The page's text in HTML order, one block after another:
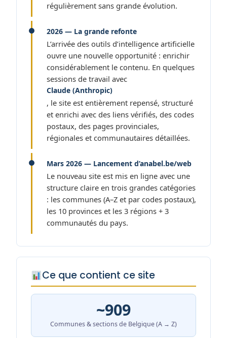
régulièrement sans grande évolution.
2026 — La grande refonte
L’arrivée des outils d’intelligence artificielle
ouvre une nouvelle opportunité : enrichir
considérablement le contenu. En quelques
sessions de travail avec
Claude (Anthropic)
, le site est entièrement repensé, structuré
et enrichi avec des liens vérifiés, des codes
postaux, des pages provinciales,
régionales et communautaires détaillées.
Mars 2026 — Lancement d’anabel.be/web
Le nouveau site est mis en ligne avec une
structure claire en trois grandes catégories
: les communes (A–Z et par codes postaux),
les 10 provinces et les 3 régions + 3
communautés du pays.
Ce que contient ce site
~909
Communes & sections de Belgique (A → Z)